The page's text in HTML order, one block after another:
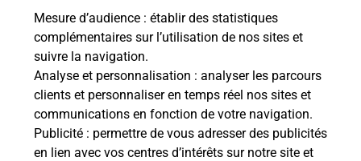
Mesure d’audience : établir des statistiques
complémentaires sur l’utilisation de nos sites et
suivre la navigation.
Analyse et personnalisation : analyser les parcours
clients et personnaliser en temps réel nos sites et
communications en fonction de votre navigation.
Publicité : permettre de vous adresser des publicités
en lien avec vos centres d’intérêts sur notre site et
Boîte aux lettres La Poste
Prochaine collecte du courrierlundià 09h00
5 Rue De La Paix
44140
La Planche
Le lien s'ouvre dans un nouvel onglet